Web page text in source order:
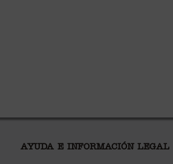
AYUDA E INFORMACIÓN LEGAL